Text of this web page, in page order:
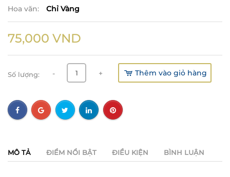
Hoa văn:
Chỉ Vàng
75,000 VND
Số lượng: - + Thêm vào giỏ hàng
MÔ TẢ ĐIỂM NỔI BẬT ĐIỀU KIỆN BÌNH LUẬN